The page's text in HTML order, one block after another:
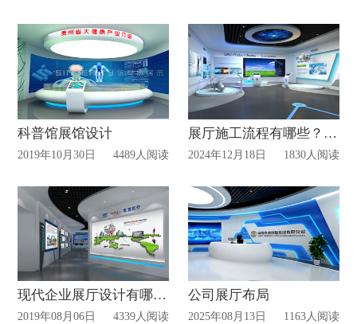
科普馆展馆设计
2019年10月30日 4489人阅读
展厅施工流程有哪些？信可威告诉您
2024年12月18日 1830人阅读
现代企业展厅设计有哪些特点
2019年08月06日 4339人阅读
公司展厅布局
2025年08月13日 1163人阅读